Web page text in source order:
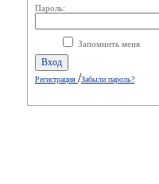
Пароль:
Запомнить меня
Регистрация /Забыли пароль?